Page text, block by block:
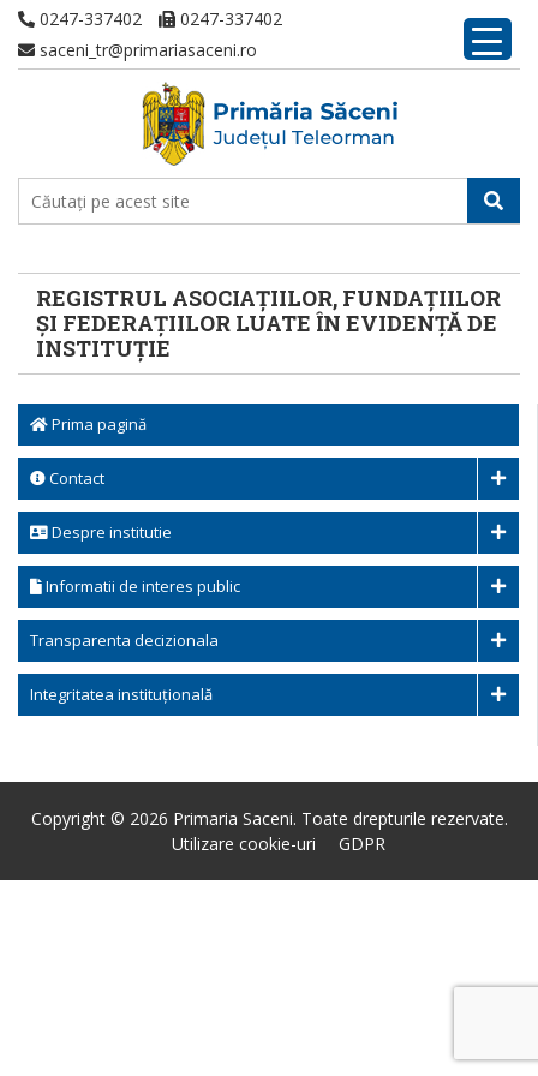
0247-337402
0247-337402
saceni_tr@primariasaceni.ro
REGISTRUL ASOCIAȚIILOR, FUNDAȚIILOR
ȘI FEDERAȚIILOR LUATE ÎN EVIDENȚĂ DE
INSTITUȚIE
Prima pagină
Contact
Despre institutie
Informatii de interes public
Transparenta decizionala
Integritatea instituțională
Copyright © 2026 Primaria Saceni. Toate drepturile rezervate.
Utilizare cookie-uri
GDPR